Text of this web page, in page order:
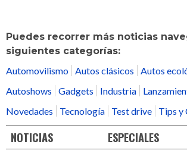
Puedes recorrer más noticias
siguientes categorías:
Automovilismo
Autos clásicos
Autos
Autoshows
Gadgets Industria
Novedades
Tecnología Test drive Tips y
NOTICIAS ESPECIALES